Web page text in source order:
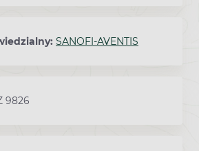
SANOFI-AVENTIS
9826